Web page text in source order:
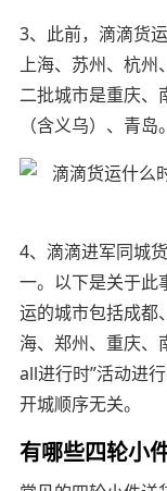
3、此前，滴滴货
上海、苏州、杭州
二批城市是重庆、
（含义乌）、青岛。
4、滴滴进军同城
一。以下是关于此
运的城市包括成都
海、郑州、重庆、
all进行时”活动进
开城顺序无关。
有哪些四轮小